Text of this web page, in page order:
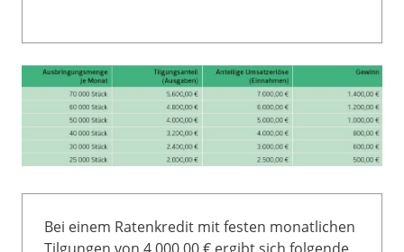
Bei einem Ratenkredit mit festen monatlichen